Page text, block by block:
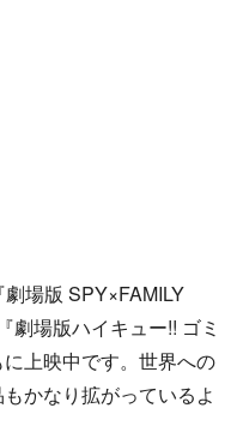
場版 SPY×FAMILY
劇場版ハイキュー!! ゴミ
上映中です。世界への
かなり拡がっているよ